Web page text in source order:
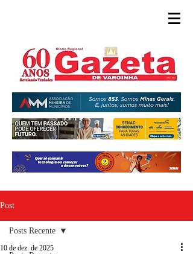
Post
Posts Recente
10 de dez. de 2025